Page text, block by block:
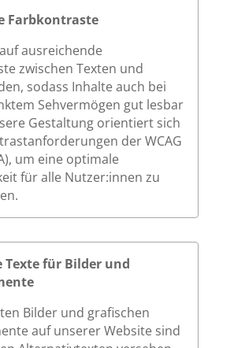
Farbkontraste
ausreichende
zwischen Texten und
sodass Inhalte auch bei
Sehvermögen gut lesbar
Gestaltung orientiert sich
der WCAG
um eine optimale
für alle Nutzer:innen zu
für Bilder und
Bilder und grafischen
auf unserer Website sind